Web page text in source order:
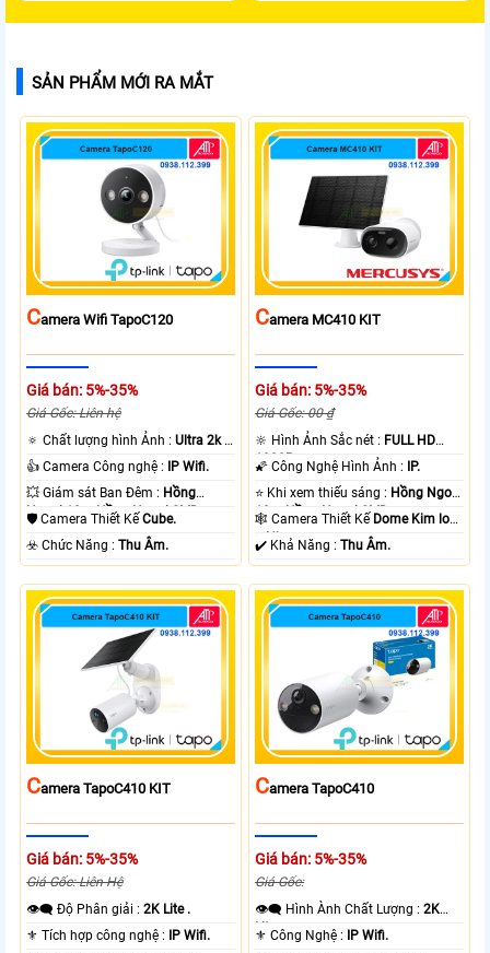
SẢN PHẨM MỚI RA MẮT
CAmera Wifi TapoC120
Giá bán: 5%-35%
Giá Gốc: Liên hệ
🔅 Chất lượng hình Ảnh :Ultra 2k +
.
👍 Camera Công nghệ :
IP Wifi.
💥 Giám sát Ban Đêm : Hồng
Ngoại 10m Hồng Ngoại SMD.
🛡 Camera Thiết KếCube.
️☣️ Chức Năng :Thu Âm.
CAmera MC410 KIT
Giá bán: 5%-35%
Giá Gốc: 00 ₫
🔆 Hình Ảnh Sắc nét : FULL HD
1080P .
🌠 Công Nghệ Hình Ảnh :
IP.
⭐ Khi xem thiếu sáng : Hồng Ngoại
10m Hồng Ngoại SMD.
🕸️ Camera Thiết Kế Dome Kim loại
+ Nhựa.
️✔️ Khả Năng :Thu Âm.
CAmera TapoC410 KIT
Giá bán: 5%-35%
Giá Gốc: Liên Hệ
👁️‍🗨 Độ Phân giải :2K Lite .
⚜️ Tích hợp công nghệ :
IP Wifi.
CAmera TapoC410
Giá bán: 5%-35%
Giá Gốc:
👁️‍🗨 Hình Ành Chất Lượng :2K
Lite .
⚜️ Công Nghệ :
IP Wifi.